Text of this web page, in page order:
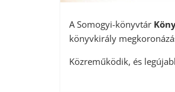
A Somogyi-könyvtár
könyvkirály
Közreműködik, és